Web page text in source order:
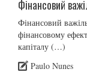
Фінансовий
Фінансовий
фінансовому
капіталу (…)
Paulo Nunes